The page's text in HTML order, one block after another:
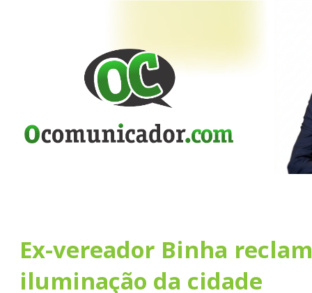
Ex-vereador Binha
iluminação da cidade